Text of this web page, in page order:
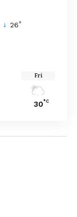
26°
Fri
30°C